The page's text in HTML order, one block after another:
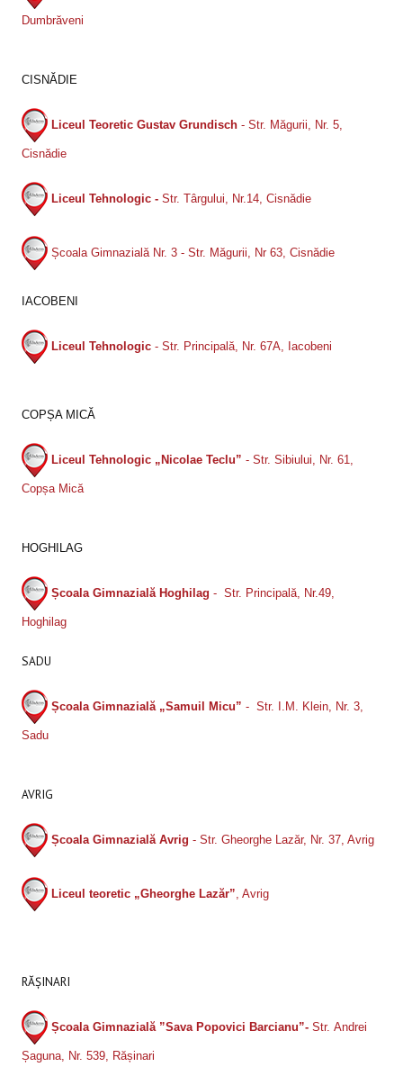
Dumbrăveni
CISNĂDIE
Liceul Teoretic Gustav Grundisch - Str. Măgurii, Nr. 5,
Cisnădie
Liceul Tehnologic - Str. Târgului, Nr.14, Cisnădie
Școala Gimnazială Nr. 3 - Str. Măgurii, Nr 63, Cisnădie
IACOBENI
Liceul Tehnologic - Str. Principală, Nr. 67A, Iacobeni
COPȘA MICĂ
Liceul Tehnologic „Nicolae Teclu” - Str. Sibiului, Nr. 61,
Copșa Mică
HOGHILAG
Școala Gimnazială Hoghilag - Str. Principală, Nr.49,
Hoghilag
SADU
Școala Gimnazială „Samuil Micu” - Str. I.M. Klein, Nr. 3,
Sadu
AVRIG
Școala Gimnazială Avrig - Str. Gheorghe Lazăr, Nr. 37, Avrig
Liceul teoretic „Gheorghe Lazăr” , Avrig
RĂȘINARI
Școala Gimnazială ”Sava Popovici Barcianu”- Str. Andrei
Șaguna, Nr. 539, Rășinari